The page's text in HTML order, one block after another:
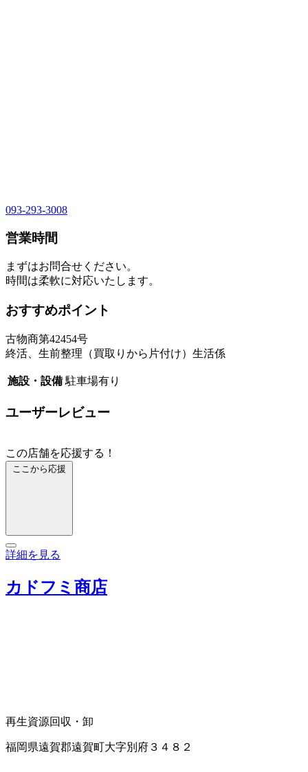
093-293-3008
営業時間
まずはお問合せください。
時間は柔軟に対応いたします。
おすすめポイント
古物商第42454号
終活、生前整理（買取りから片付け）生活係
施設・設備 駐車場有り
ユーザーレビュー
この店舗を応援する！
ここから応援
詳細を見る
カドフミ商店
再生資源回収・卸
福岡県遠賀郡遠賀町大字別府３４８２